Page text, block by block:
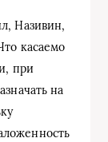
Називин,
касаемо
при
на